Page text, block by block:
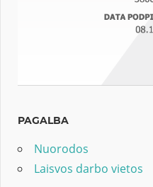
PAGALBA
Nuorodos
Laisvos darbo vietos